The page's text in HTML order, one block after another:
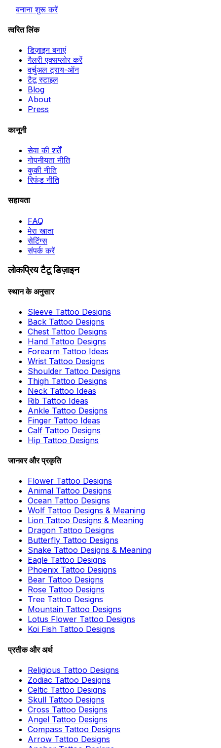
बनाना शुरू करें
त्वरित लिंक
डिज़ाइन बनाएं
गैलरी एक्सप्लोर करें
वर्चुअल ट्राय-ऑन
टैटू स्टाइल
Blog
About
Press
कानूनी
सेवा की शर्तें
गोपनीयता नीति
कुकी नीति
रिफंड नीति
सहायता
FAQ
मेरा खाता
सेटिंग्स
संपर्क करें
लोकप्रिय टैटू डिज़ाइन
स्थान के अनुसार
Sleeve Tattoo Designs
Back Tattoo Designs
Chest Tattoo Designs
Hand Tattoo Designs
Forearm Tattoo Ideas
Wrist Tattoo Designs
Shoulder Tattoo Designs
Thigh Tattoo Designs
Neck Tattoo Ideas
Rib Tattoo Ideas
Ankle Tattoo Designs
Finger Tattoo Ideas
Calf Tattoo Designs
Hip Tattoo Designs
जानवर और प्रकृति
Flower Tattoo Designs
Animal Tattoo Designs
Ocean Tattoo Designs
Wolf Tattoo Designs & Meaning
Lion Tattoo Designs & Meaning
Dragon Tattoo Designs
Butterfly Tattoo Designs
Snake Tattoo Designs & Meaning
Eagle Tattoo Designs
Phoenix Tattoo Designs
Bear Tattoo Designs
Rose Tattoo Designs
Tree Tattoo Designs
Mountain Tattoo Designs
Lotus Flower Tattoo Designs
Koi Fish Tattoo Designs
प्रतीक और अर्थ
Religious Tattoo Designs
Zodiac Tattoo Designs
Celtic Tattoo Designs
Skull Tattoo Designs
Cross Tattoo Designs
Angel Tattoo Designs
Compass Tattoo Designs
Arrow Tattoo Designs